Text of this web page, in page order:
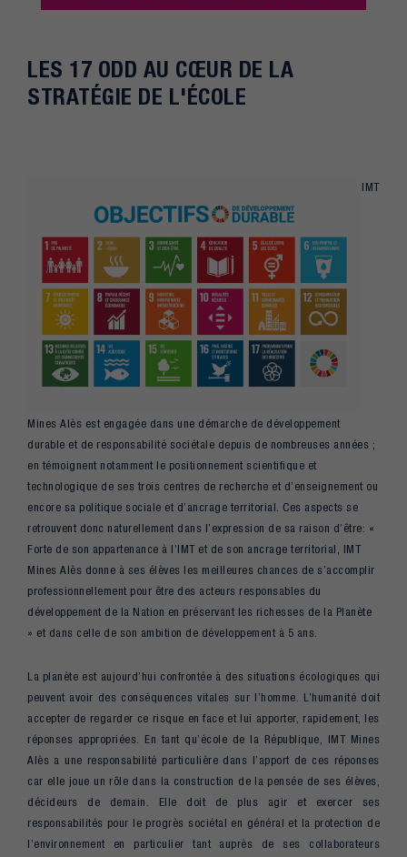
LES 17 ODD AU CŒUR DE LA
STRATÉGIE DE L'ÉCOLE
IMT
Mines Alès est engagée dans une démarche de développement
durable et de responsabilité sociétale depuis de nombreuses années ;
en témoignent notamment le positionnement scientifique et
technologique de ses trois centres de recherche et d’enseignement ou
encore sa politique sociale et d’ancrage territorial. Ces aspects se
retrouvent donc naturellement dans l’expression de sa raison d’être: «
Forte de son appartenance à l’IMT et de son ancrage territorial, IMT
Mines Alès donne à ses élèves les meilleures chances de s’accomplir
professionnellement pour être des acteurs responsables du
développement de la Nation en préservant les richesses de la Planète
» et dans celle de son ambition de développement à 5 ans.
La planète est aujourd’hui confrontée à des situations écologiques qui
peuvent avoir des conséquences vitales sur l’homme. L’humanité doit
accepter de regarder ce risque en face et lui apporter, rapidement, les
réponses appropriées. En tant qu’école de la République, IMT Mines
Alès a une responsabilité particulière dans l’apport de ces réponses
car elle joue un rôle dans la construction de la pensée de ses élèves,
décideurs de demain. Elle doit de plus agir et exercer ses
responsabilités pour le progrès sociétal en général et la protection de
l’environnement en particulier tant auprès de ses collaborateurs